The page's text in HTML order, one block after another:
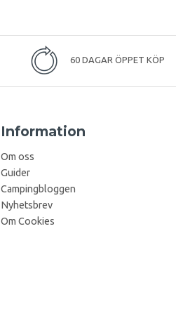
60 DAGAR ÖPPET KÖP
Information
Om oss
Guider
Campingbloggen
Nyhetsbrev
Om Cookies